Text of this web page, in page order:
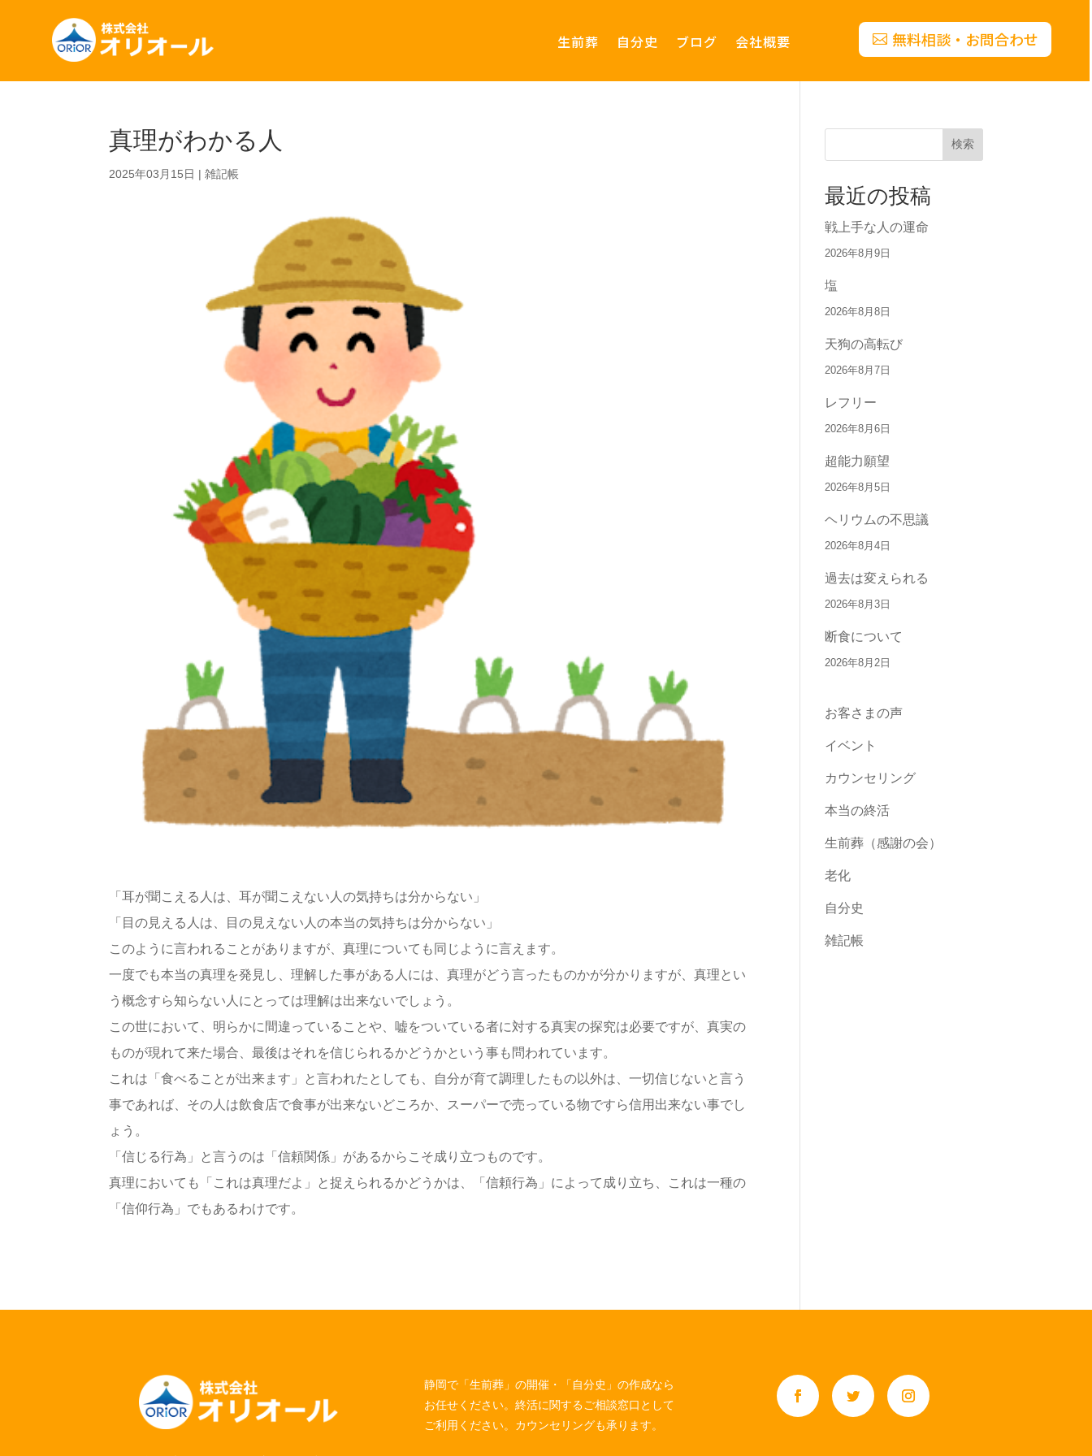
生前葬 自分史 ブログ 会社概要 無料相談・お問合わせ
真理がわかる人
2025年03月15日 |雑記帳
「耳が聞こえる人は、耳が聞こえない人の気持ちは分からない」
「目の見える人は、目の見えない人の本当の気持ちは分からない」
このように言われることがありますが、真理についても同じように言えます。
一度でも本当の真理を発見し、理解した事がある人には、真理がどう言ったものかが分かりますが、真理とい
う概念すら知らない人にとっては理解は出来ないでしょう。
この世において、明らかに間違っていることや、嘘をついている者に対する真実の探究は必要ですが、真実の
ものが現れて来た場合、最後はそれを信じられるかどうかという事も問われています。
これは「食べることが出来ます」と言われたとしても、自分が育て調理したもの以外は、一切信じないと言う
事であれば、その人は飲食店で食事が出来ないどころか、スーパーで売っている物ですら信用出来ない事でし
ょう。
「信じる行為」と言うのは「信頼関係」があるからこそ成り立つものです。
真理においても「これは真理だよ」と捉えられるかどうかは、「信頼行為」によって成り立ち、これは一種の
「信仰行為」でもあるわけです。
検索
最近の投稿
戦上手な人の運命
2026年8月9日
塩
2026年8月8日
天狗の高転び
2026年8月7日
レフリー
2026年8月6日
超能力願望
2026年8月5日
ヘリウムの不思議
2026年8月4日
過去は変えられる
2026年8月3日
断食について
2026年8月2日
お客さまの声
イベント
カウンセリング
本当の終活
生前葬（感謝の会）
老化
自分史
雑記帳
静岡で「生前葬」の開催・「自分史」の作成なら
お任せください。終活に関するご相談窓口として
ご利用ください。カウンセリングも承ります。